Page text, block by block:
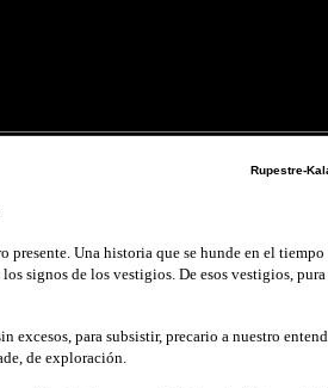
Rupestre-
presente. Una historia que se hunde en el
signos de los vestigios. De esos vestigios,
excesos, para subsistir, precario a nuestro
de exploración.